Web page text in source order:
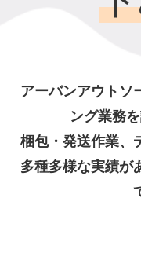
アーバンアウトソ
ング業務
梱包・発送作業、
多種多様な実績が